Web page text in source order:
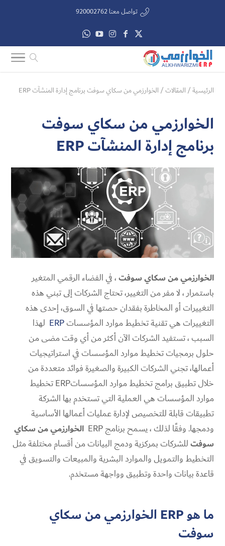
تواصل معنا 920002762
الرئيسية/ المقالات/ الخوارزمي من سكاي سوفت برنامج إدارة المنشآت ERP
الخوارزمي من سكاي سوفت
برنامج إدارة المنشآت ERP
الخوارزمي من سكاي سوفت، في الفضاء الرقمي المتغير
باستمرار ، لا مفر من التغيير، تحتاج الشركات إلى تبني هذه
التغييرات أو المخاطرة بفقدان حصتها في السوق، إحدى هذه
التغييرات هي تقنية تخطيط موارد المؤسساتERP لهذا
السبب ، تستفيد الشركات الآن أكثر من أي وقت مضى من
حلول برمجيات تخطيط موارد المؤسسات في استراتيجيات
أعمالها، تجني الشركات الكبيرة والصغيرة فوائد متعددة من
خلال تطبيق برامج تخطيط موارد المؤسساتERP تخطيط
موارد المؤسسات هي العملية التي تستخدم بها الشركة
تطبيقات قابلة للتخصيص لإدارة عمليات أعمالها الأساسية
ودمجها. وفقًا لذلك ، يسمح برنامج ERP
الخوارزمي من سكاي
سوفتللشركات بمركزية ودمج البيانات من أقسام مختلفة مثل
التخطيط والتمويل والموارد البشرية والمبيعات والتسويق في
قاعدة بيانات واحدة وتطبيق وواجهة مستخدم.
ما هو ERP الخوارزمي من سكاي
سوفت